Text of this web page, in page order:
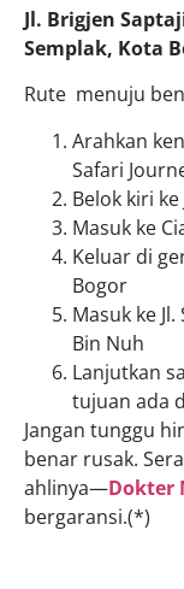
Jl. Brigjen
Semplak, Kota
Rute menuju
Arahkan
Safari
Belok kiri
Masuk ke
Keluar di
Bogor
Masuk ke
Bin Nuh
Lanjutkan
tujuan ada
Jangan tunggu
benar rusak.
ahlinya—Dokter
bergaransi.(*)